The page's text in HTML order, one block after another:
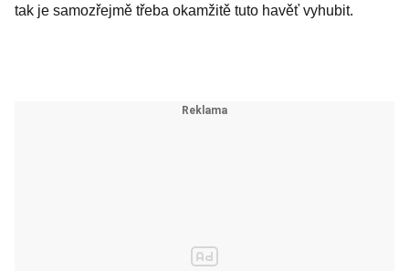
tak je samozřejmě třeba okamžitě tuto havěť vyhubit.